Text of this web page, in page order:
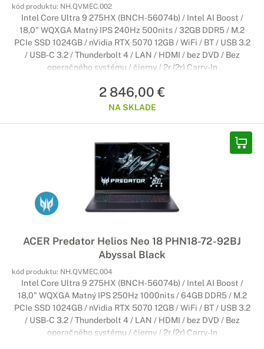
kód produktu: NH.QVMEC.002
Intel Core Ultra 9 275HX (BNCH-56074b) / Intel AI Boost /
18,0" WQXGA Matný IPS 240Hz 500nits / 32GB DDR5 / M.2
PCIe SSD 1024GB / nVidia RTX 5070 12GB / WiFi / BT / USB 3.2
/ USB-C 3.2 / Thunderbolt 4 / LAN / HDMI / bez DVD / Bez
operačného systému / čierny / 2r (2r) Carry-In
2 846,00 €
NA SKLADE
ACER Predator Helios Neo 18 PHN18-72-92BJ
Abyssal Black
kód produktu: NH.QVMEC.004
Intel Core Ultra 9 275HX (BNCH-56074b) / Intel AI Boost /
18,0" WQXGA Matný IPS 250Hz 1000nits / 64GB DDR5 / M.2
PCIe SSD 1024GB / nVidia RTX 5070 12GB / WiFi / BT / USB 3.2
/ USB-C 3.2 / Thunderbolt 4 / LAN / HDMI / bez DVD / Bez
operačného systému / čierny / 2r (2r) Carry-In